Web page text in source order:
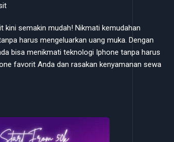
kini semakin mudah! Nikmati kemudahan
harus mengeluarkan uang muka. Dengan
bisa menikmati teknologi Iphone tanpa harus
favorit Anda dan rasakan kenyamanan sewa